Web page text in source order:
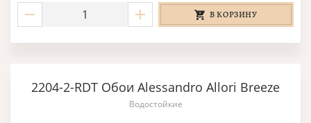
В КОРЗИНУ
2204-2-RDT Обои Alessandro Allori Breeze
Водостойкие